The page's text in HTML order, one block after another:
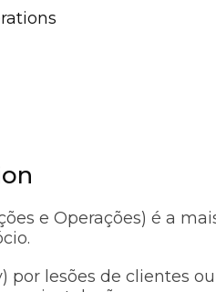
e Operações) é a
lesões de clientes